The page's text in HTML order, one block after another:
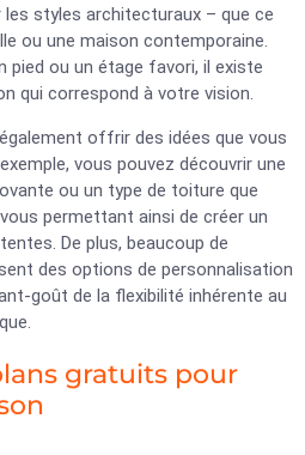
styles architecturaux – que ce
ou une maison contemporaine.
pied ou un étage favori, il existe
qui correspond à votre vision.
offrir des idées que vous
vous pouvez découvrir une
ou un type de toiture que
permettant ainsi de créer un
De plus, beaucoup de
des options de personnalisation
goût de la flexibilité inhérente au
gratuits pour